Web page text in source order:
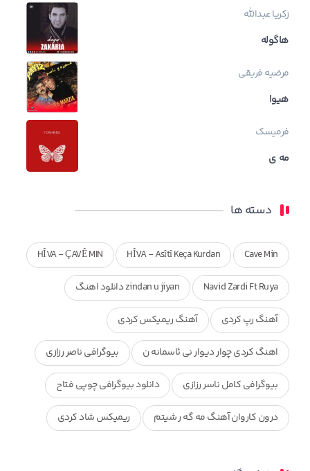
زکریا عبدالله
هاگوله
مرضیه فریقی
هیوا
فرمیسک
مه ی
دسته ها
Cave Min
HÎVA - Asîtî Keça Kurdan
HÎVA - ÇAVÊ MIN
Navid Zardi Ft Ruya zindan u jiyan دانلود اهنگ
آهنگ رپ کردی آهنگ ریمیکس کردی
اهنگ کردی چوار دیوار نی ئاسمانه ن بیوگرافی ناصر رزازی
بیوگرافی کامل ناسر رزازی دانلود بیوگرافی چوپی فتاح
درون کاروان آهنگ مه گه ر شیتم ریمیکس شاد کردی